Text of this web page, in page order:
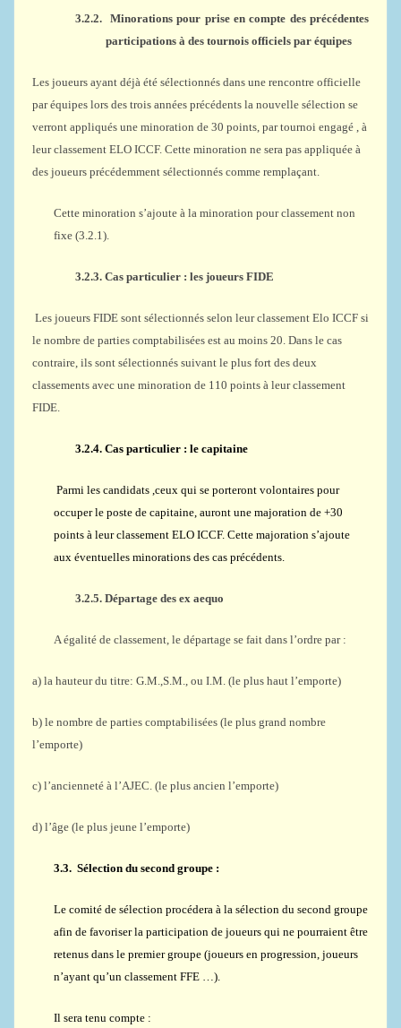
3.2.2. Minorations pour prise en compte des précédentes
participations à des tournois officiels par équipes
Les joueurs ayant déjà été sélectionnés dans une rencontre officielle
par équipes lors des trois années précédents la nouvelle sélection se
verront appliqués une minoration de 30 points, par tournoi engagé , à
leur classement ELO ICCF. Cette minoration ne sera pas appliquée à
des joueurs précédemment sélectionnés comme remplaçant.
Cette minoration s’ajoute à la minoration pour classement non
fixe (3.2.1).
3.2.3. Cas particulier : les joueurs FIDE
Les joueurs FIDE sont sélectionnés selon leur classement Elo ICCF si
le nombre de parties comptabilisées est au moins 20. Dans le cas
contraire, ils sont sélectionnés suivant le plus fort des deux
classements avec une minoration de 110 points à leur classement
FIDE.
3.2.4. Cas particulier : le capitaine
Parmi les candidats ,ceux qui se porteront volontaires pour
occuper le poste de capitaine, auront une majoration de +30
points à leur classement ELO ICCF. Cette majoration s’ajoute
aux éventuelles minorations des cas précédents.
3.2.5. Départage des ex aequo
A égalité de classement, le départage se fait dans l’ordre par :
a) la hauteur du titre: G.M.,S.M., ou I.M. (le plus haut l’emporte)
b) le nombre de parties comptabilisées (le plus grand nombre
l’emporte)
c) l’ancienneté à l’AJEC. (le plus ancien l’emporte)
d) l’âge (le plus jeune l’emporte)
3.3. Sélection du second groupe :
Le comité de sélection procédera à la sélection du second groupe
afin de favoriser la participation de joueurs qui ne pourraient être
retenus dans le premier groupe (joueurs en progression, joueurs
n’ayant qu’un classement FFE …).
Il sera tenu compte :